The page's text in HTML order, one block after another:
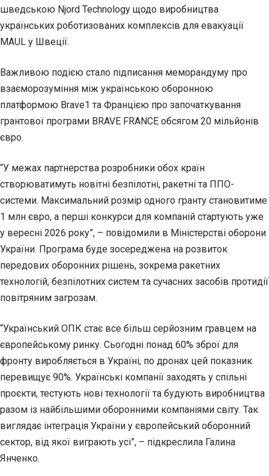
шведською Njord Technology щодо виробництва
українських роботизованих комплексів для евакуації
MAUL у Швеції.
Важливою подією стало підписання меморандуму про
взаєморозуміння між українською оборонною
платформою Brave1 та Францією про започаткування
грантової програми BRAVE FRANCE обсягом 20 мільйонів
євро.
“У межах партнерства розробники обох країн
створюватимуть новітні безпілотні, ракетні та ППО-
системи. Максимальний розмір одного гранту становитиме
1 млн євро, а перші конкурси для компаній стартують уже
у вересні 2026 року”, – повідомили в Міністерстві оборони
України. Програма буде зосереджена на розвиток
передових оборонних рішень, зокрема ракетних
технологій, безпілотних систем та сучасних засобів протидії
повітряним загрозам.
“Український ОПК стає все більш серйозним гравцем на
європейському ринку. Сьогодні понад 60% зброї для
фронту виробляється в Україні, по дронах цей показник
перевищує 90%. Українські компанії заходять у спільні
проєкти, тестують нові технології та будують виробництва
разом із найбільшими оборонними компаніями світу. Так
виглядає інтеграція України у європейський оборонний
сектор, від якої виграють усі”, – підкреслила Галина
Янченко.